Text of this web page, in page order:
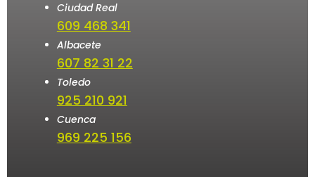
Ciudad Real
609 468 341
Albacete
607 82 31 22
Toledo
925 210 921
Cuenca
969 225 156